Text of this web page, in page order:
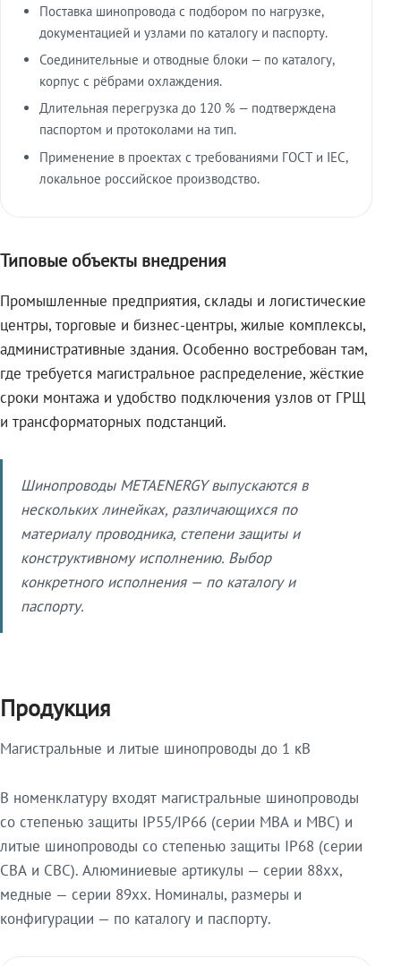
Поставка шинопровода с подбором по нагрузке,
документацией и узлами по каталогу и паспорту.
Соединительные и отводные блоки — по каталогу,
корпус с рёбрами охлаждения.
Длительная перегрузка до 120 % — подтверждена
паспортом и протоколами на тип.
Применение в проектах с требованиями ГОСТ и IEC,
локальное российское производство.
Типовые объекты внедрения
Промышленные предприятия, склады и логистические
центры, торговые и бизнес-центры, жилые комплексы,
административные здания. Особенно востребован там,
где требуется магистральное распределение, жёсткие
сроки монтажа и удобство подключения узлов от ГРЩ
и трансформаторных подстанций.
Шинопроводы METAENERGY выпускаются в
нескольких линейках, различающихся по
материалу проводника, степени защиты и
конструктивному исполнению. Выбор
конкретного исполнения — по каталогу и
паспорту.
Продукция
Магистральные и литые шинопроводы до 1 кВ
В номенклатуру входят магистральные шинопроводы
со степенью защиты IP55/IP66 (серии МВА и МВС) и
литые шинопроводы со степенью защиты IP68 (серии
СВА и СВС). Алюминиевые артикулы — серии 88xx,
медные — серии 89xx. Номиналы, размеры и
конфигурации — по каталогу и паспорту.